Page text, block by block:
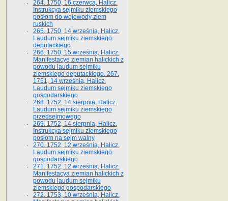
264. 1750, 16 czerwca, Halicz.
Instrukcya sejmiku ziemskiego
posłom do wojewody ziem
ruskich
265. 1750, 14 września, Halicz.
Laudum sejmiku ziemskiego
deputackiego
266. 1750, 15 września, Halicz.
Manifestacye ziemian halickich z
powodu laudum sejmiku
ziemskiego deputackiego. 267.
1751, 14 września, Halicz.
Laudum sejmiku ziemskiego
gospodarskiego
268. 1752, 14 sierpnia, Halicz.
Laudum sejmiku ziemskiego
przedsejmowego
269. 1752, 14 sierpnia, Halicz.
Instrukcya sejmiku ziemskiego
posłom na sejm walny
270. 1752, 12 września, Halicz.
Laudum sejmiku ziemskiego
gospodarskiego
271. 1752, 12 września, Halicz.
Manifestacya ziemian halickich z
powodu laudum sejmiku
ziemskiego gospodarskiego
272. 1753, 10 września, Halicz.